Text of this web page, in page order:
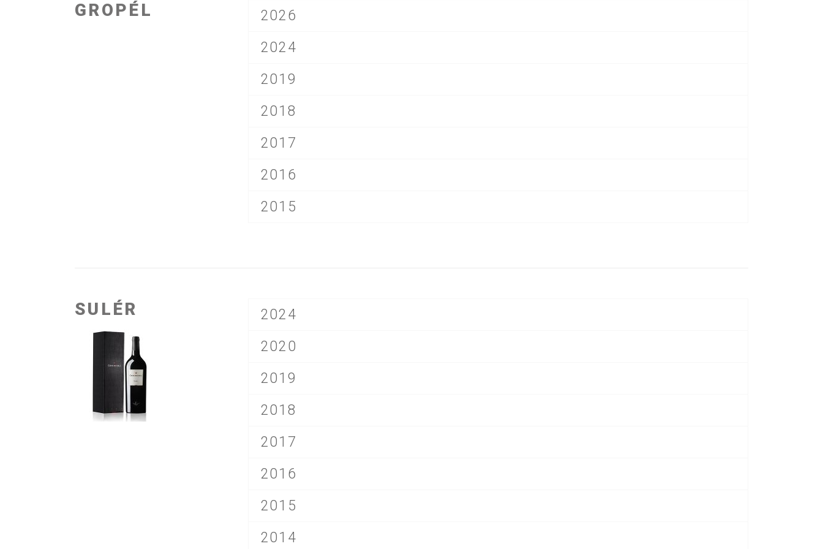
GROPÉL
2026
2024
2019
2018
2017
2016
2015
SULÉR
2024
2020
2019
2018
2017
2016
2015
2014